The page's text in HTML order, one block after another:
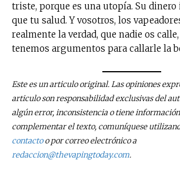
triste, porque es una utopía. Su
que tu salud. Y vosotros, los
realmente la verdad, que nadie os
tenemos argumentos para callarle la
Este es un articulo original. Las opiniones
articulo son responsabilidad exclusivas del
algún error, inconsistencia o tiene
complementar el texto, comuníquese
contactoo por correo electrónico a
redaccion@thevapingtoday.com.